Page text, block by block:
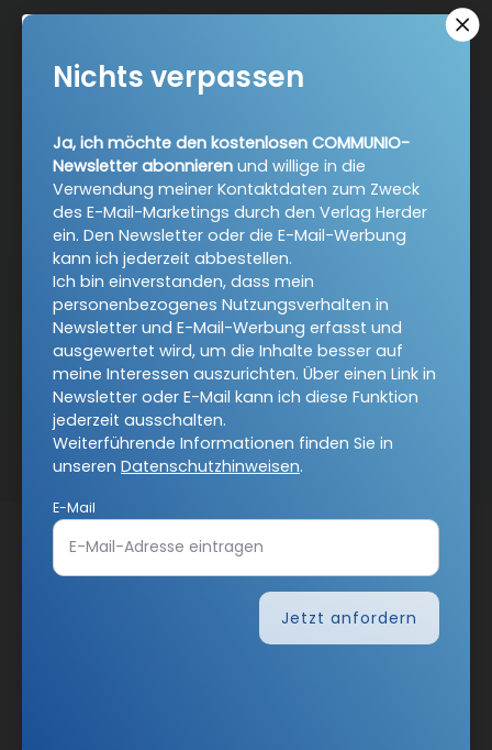
Vertrag widerrufen
Nach oben
Nichts verpassen
Ja, ich möchte den kostenlosen COMMUNIO-
Newsletter abonnieren und willige in die
Verwendung meiner Kontaktdaten zum Zweck
des E-Mail-Marketings durch den Verlag Herder
ein. Den Newsletter oder die E-Mail-Werbung
kann ich jederzeit abbestellen.
Ich bin einverstanden, dass mein
personenbezogenes Nutzungsverhalten in
Newsletter und E-Mail-Werbung erfasst und
ausgewertet wird, um die Inhalte besser auf
meine Interessen auszurichten. Über einen Link in
Newsletter oder E-Mail kann ich diese Funktion
jederzeit ausschalten.
Weiterführende Informationen finden Sie in
unseren Datenschutzhinweisen.
E-Mail
Jetzt anfordern